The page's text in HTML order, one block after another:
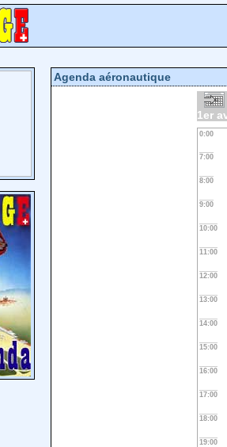
Agenda aéronautique
1er
0:00
7:00
8:00
9:00
10:00
11:00
12:00
13:00
14:00
15:00
16:00
17:00
18:00
19:00